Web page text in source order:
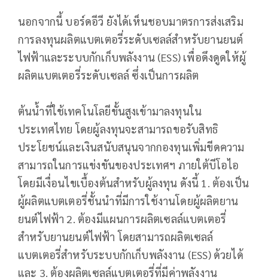
นอกจากนี้ บอร์ดอีวี ยังได้เห็นชอบมาตรการส่งเสริม
การลงทุนผลิตแบตเตอรี่ระดับเซลล์สำหรับยานยนต์
ไฟฟ้าและระบบกักเก็บพลังงาน (ESS) เพื่อดึงดูดให้ผู้
ผลิตแบตเตอรี่ระดับเซลล์ ซึ่งเป็นการผลิต
ต้นน้ำที่ใช้เทคโนโลยีขั้นสูงเข้ามาลงทุนใน
ประเทศไทย โดยผู้ลงทุนจะสามารถขอรับสิทธิ
ประโยชน์และเงินสนับสนุนจากกองทุนเพิ่มขีดความ
สามารถในการแข่งขันของประเทศฯ ภายใต้บีโอไอ
โดยมีเงื่อนไขเบื้องต้นสำหรับผู้ลงทุน ดังนี้ 1. ต้องเป็น
ผู้ผลิตแบตเตอรี่ชั้นนำที่มีการใช้งานโดยผู้ผลิตยาน
ยนต์ไฟฟ้า 2. ต้องมีแผนการผลิตเซลล์แบตเตอรี่
สำหรับยานยนต์ไฟฟ้า โดยสามารถผลิตเซลล์
แบตเตอรี่สำหรับระบบกักเก็บพลังงาน (ESS) ด้วยได้
และ 3. ต้องผลิตเซลล์แบตเตอรี่ที่มีค่าพลังงาน